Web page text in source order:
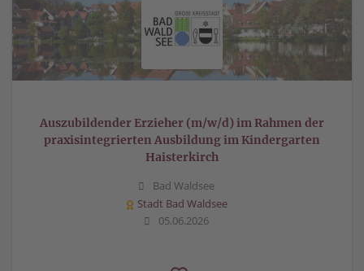
Auszubildender Erzieher (m/w/d) im Rahmen der
praxisintegrierten Ausbildung im Kindergarten
Haisterkirch
Bad Waldsee
Stadt Bad Waldsee
05.06.2026